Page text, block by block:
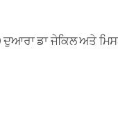
ਡਾ ਜੇਕਿਲ ਅਤੇ